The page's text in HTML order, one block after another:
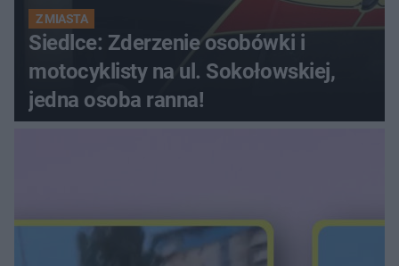
Z MIASTA
Siedlce: Zderzenie osobówki i
motocyklisty na ul. Sokołowskiej,
jedna osoba ranna!